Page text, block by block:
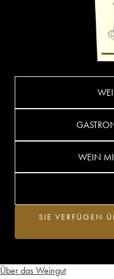
Über das Weingut
WEIN
SIE VERFÜGEN